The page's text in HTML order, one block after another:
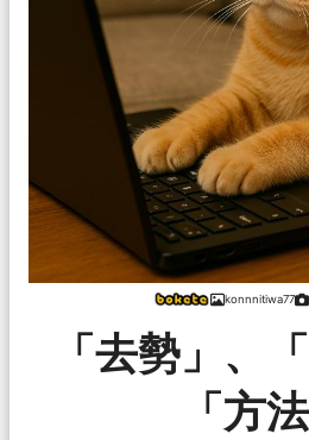
konnnitiwa77
「去勢」、
「方法